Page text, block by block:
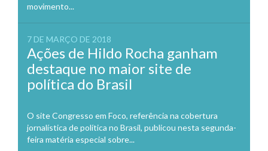
movimento...
7 DE MARÇO DE 2018
Ações de Hildo Rocha ganham
destaque no maior site de
política do Brasil
O site Congresso em Foco, referência na cobertura
jornalística de política no Brasil, publicou nesta segunda-
feira matéria especial sobre...